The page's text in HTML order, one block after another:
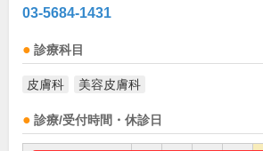
03-5684-1431
診療科目
皮膚科 美容皮膚科
診療/受付時間・休診日